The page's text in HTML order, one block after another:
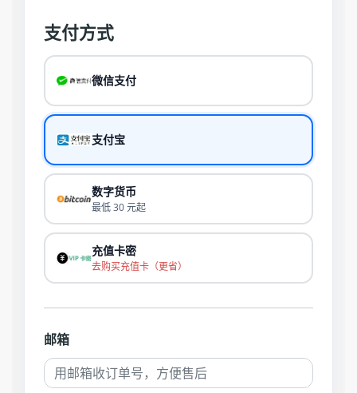
支付方式
微信支付
支付宝
数字货币
最低 30 元起
充值卡密
去购买充值卡（更省）
邮箱